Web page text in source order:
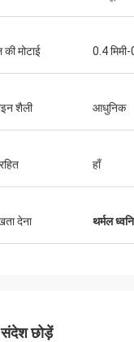
रहा
की मोटाई 0.4 मिमी-
शैली आधुनिक
हाँ
देना थर्मल
छोड़ें